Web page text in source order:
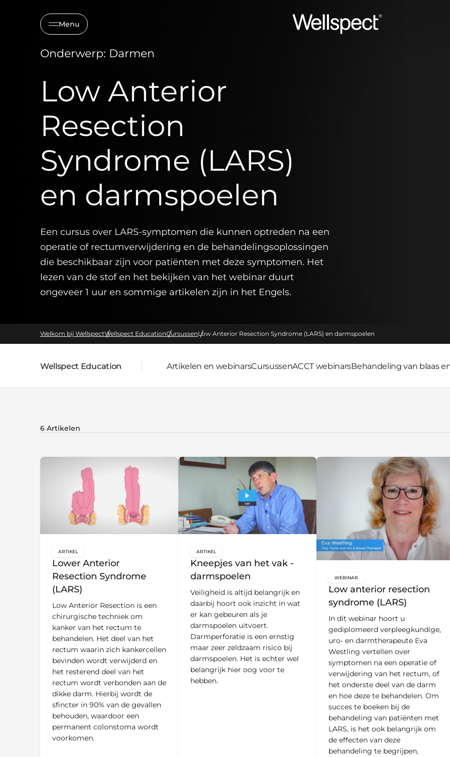
Menu
Wellspect
Onderwerp: Darmen
Low Anterior
Resection
Syndrome (LARS)
en darmspoelen
Een cursus over LARS-symptomen die kunnen optreden na een
operatie of rectumverwijdering en de behandelingsoplossingen
die beschikbaar zijn voor patiënten met deze symptomen. Het
lezen van de stof en het bekijken van het webinar duurt
ongeveer 1 uur en sommige artikelen zijn in het Engels.
Welkom bij WellspectWellspect EducationCursussenLow Anterior Resection Syndrome (LARS) en darmspoelen
Bovenliggende pagina:
Wellspect Education Artikelen en webinarsCursussenACCT webinarsBehandeling van blaas
6 Artikelen
Lower Anterior
Resection Syndrome
(LARS)
key:global.content-type:
ARTIKEL
Low Anterior Resection is een
chirurgische techniek om
kanker van het rectum te
behandelen. Het deel van het
rectum waarin zich kankercellen
bevinden wordt verwijderd en
het resterend deel van het
rectum wordt verbonden aan de
dikke darm. Hierbij wordt de
sfincter in 90% van de gevallen
behouden, waardoor een
permanent colonstoma wordt
voorkomen.
Kneepjes van het vak -
darmspoelen
key:global.content-type:
ARTIKEL
Veiligheid is altijd belangrijk en
daarbij hoort ook inzicht in wat
er kan gebeuren als je
darmspoelen uitvoert.
Darmperforatie is een ernstig
maar zeer zeldzaam risico bij
darmspoelen. Het is echter wel
belangrijk hier oog voor te
hebben.
Low anterior resection
syndrome (LARS)
key:global.content-type:
WEBINAR
In dit webinar hoort u
gediplomeerd verpleegkundige,
uro- en darmtherapeute Eva
Westling vertellen over
symptomen na een operatie of
verwijdering van het rectum, of
het onderste deel van de darm
en hoe deze te behandelen. Om
succes te boeken bij de
behandeling van patiënten met
LARS, is het ook belangrijk om
de effecten van deze
behandeling te begrijpen,